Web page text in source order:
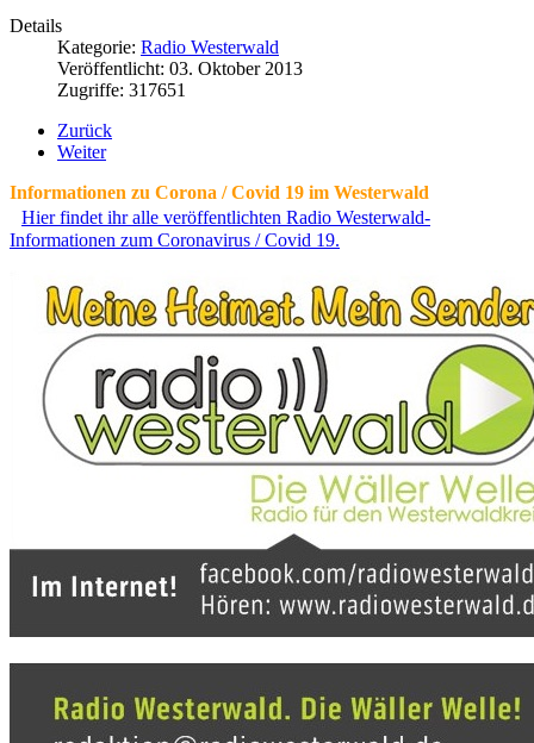
Details
Kategorie: Radio Westerwald
Veröffentlicht: 03. Oktober 2013
Zugriffe: 317651
Zurück
Weiter
Informationen zu Corona / Covid 19 im Westerwald
Hier findet ihr alle veröffentlichten Radio Westerwald-
Informationen zum Coronavirus / Covid 19.